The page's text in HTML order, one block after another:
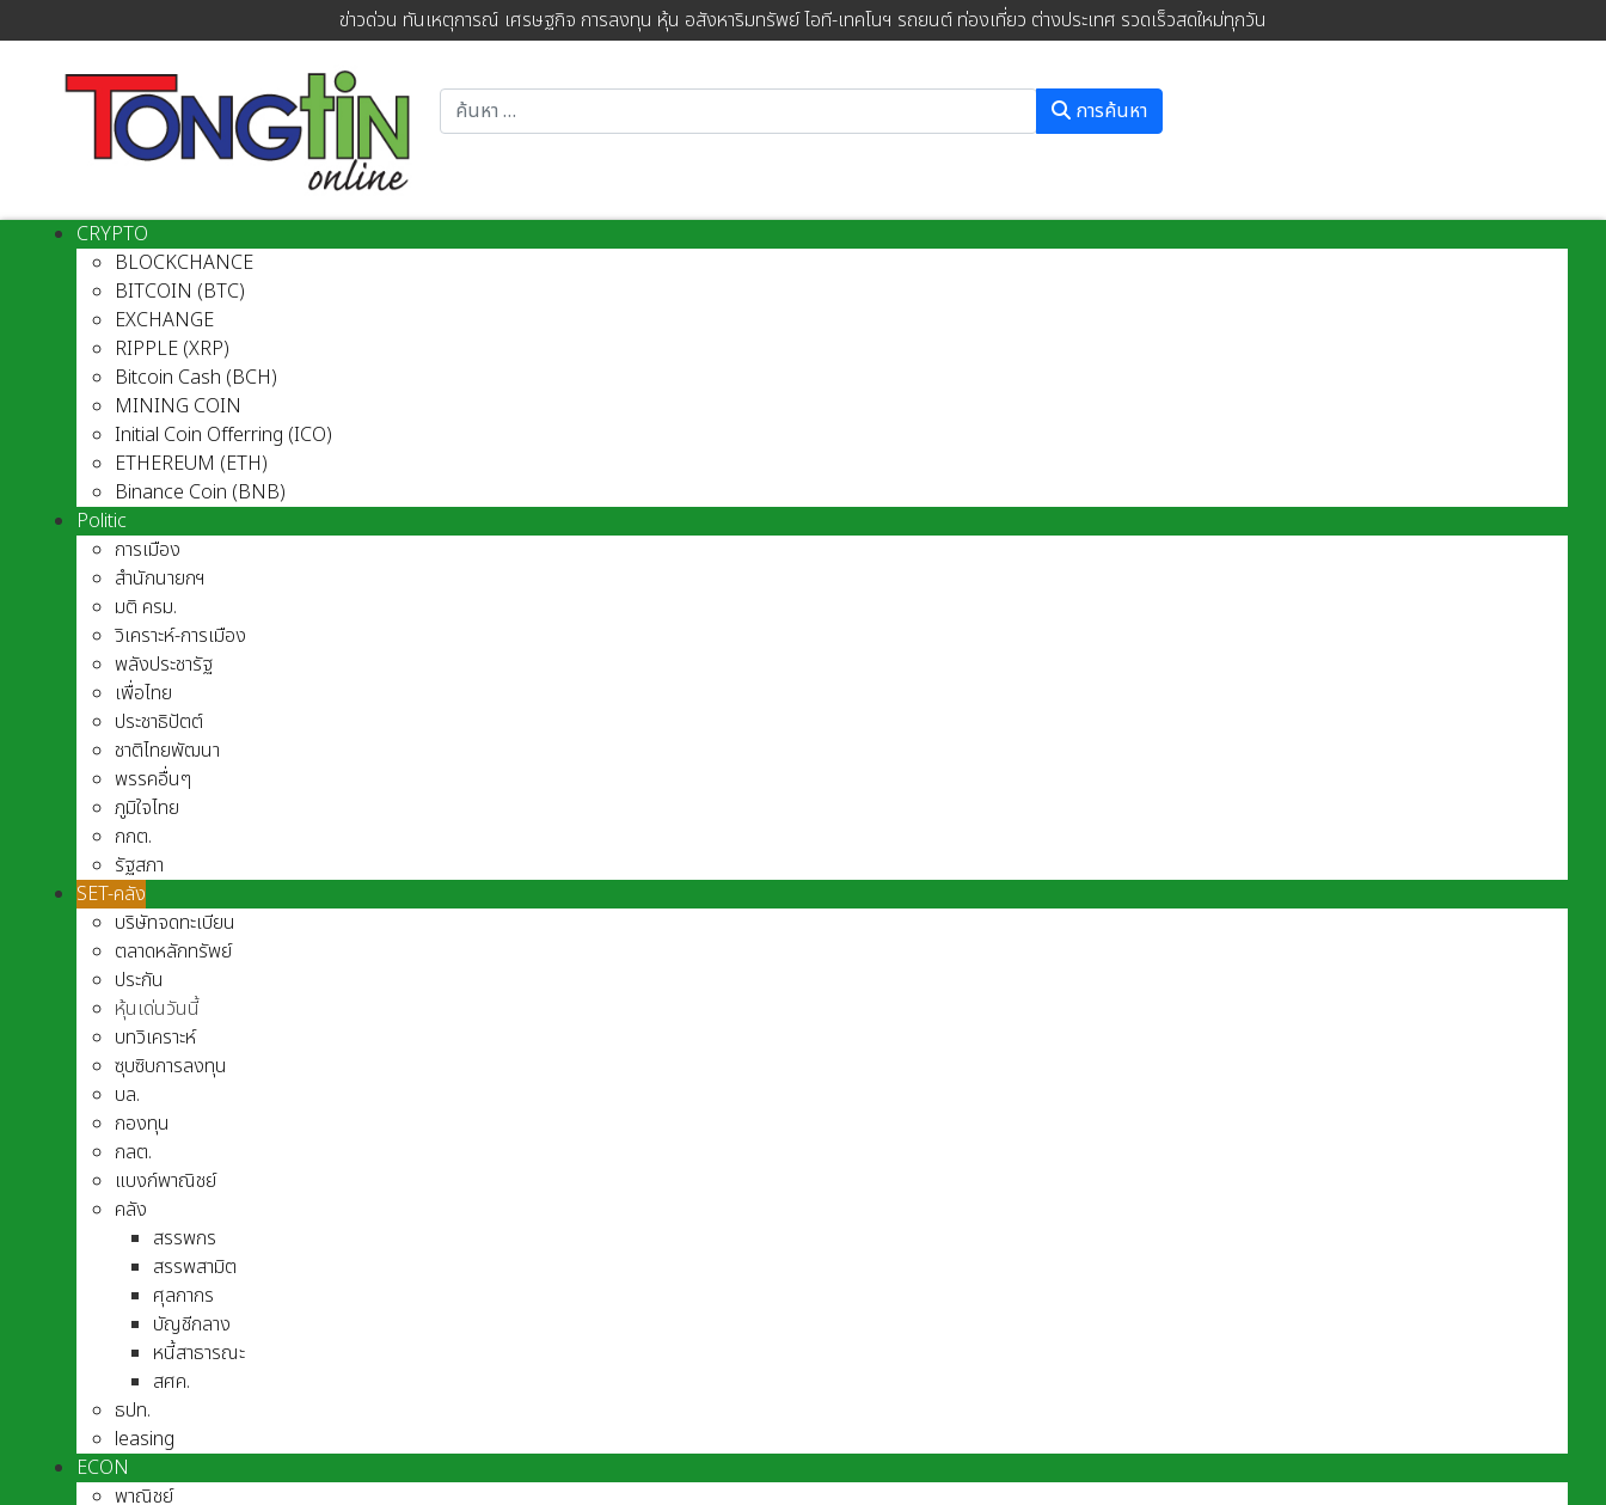
ข่าวด่วน ทันเหตุการณ์ เศรษฐกิจ การลงทุน หุ้น อสังหาริมทรัพย์ ไอที-เทคโนฯ รถยนต์ ท่องเที่ยว ต่างประเทศ รวดเร็วสดใหม่ทุกวัน
การค้นหา
CRYPTO
BLOCKCHANCE
BITCOIN (BTC)
EXCHANGE
RIPPLE (XRP)
Bitcoin Cash (BCH)
MINING COIN
Initial Coin Offerring (ICO)
ETHEREUM (ETH)
Binance Coin (BNB)
Politic
การเมือง
สำนักนายกฯ
มติ ครม.
วิเคราะห์-การเมือง
พลังประชารัฐ
เพื่อไทย
ประชาธิปัตต์
ชาติไทยพัฒนา
พรรคอื่นๆ
ภูมิใจไทย
กกต.
รัฐสภา
SET-คลัง
บริษัทจดทะเบียน
ตลาดหลักทรัพย์
ประกัน
หุ้นเด่นวันนี้
บทวิเคราะห์
ซุบซิบการลงทุน
บล.
กองทุน
กลต.
แบงก์พาณิชย์
คลัง
สรรพกร
สรรพสามิต
ศุลกากร
บัญชีกลาง
หนี้สาธารณะ
สศค.
ธปท.
leasing
ECON
พาณิชย์